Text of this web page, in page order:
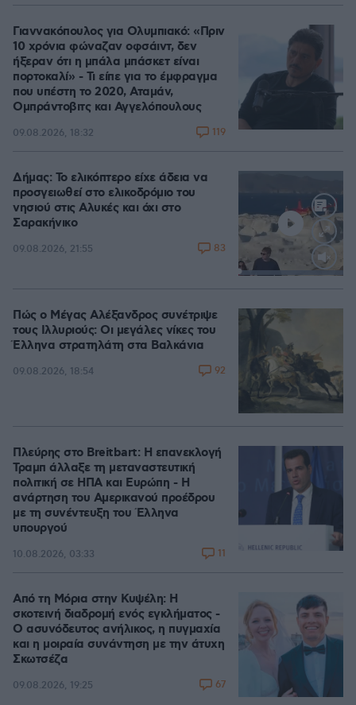
Γιαννακόπουλος για Ολυμπιακό: «Πριν
10 χρόνια φώναζαν οφσάιντ, δεν
ήξεραν ότι η μπάλα μπάσκετ είναι
πορτοκαλί» - Τι είπε για το έμφραγμα
που υπέστη το 2020, Αταμάν,
Ομπράντοβιτς και Αγγελόπουλους
09.08.2026, 18:32 119
Loaded
Δήμας: Το ελικόπτερο είχε άδεια να
προσγειωθεί στο ελικοδρόμιο του
νησιού στις Αλυκές και όχι στο
Σαρακήνικο
09.08.2026, 21:55 83
Πώς ο Μέγας Αλέξανδρος συνέτριψε
τους Ιλλυριούς: Οι μεγάλες νίκες του
Έλληνα στρατηλάτη στα Βαλκάνια
09.08.2026, 18:54 92
Πλεύρης στο Breitbart: Η επανεκλογή
Τραμπ άλλαξε τη μεταναστευτική
πολιτική σε ΗΠΑ και Ευρώπη - Η
ανάρτηση του Αμερικανού προέδρου
με τη συνέντευξη του Έλληνα
υπουργού
10.08.2026, 03:33 11
Από τη Μόρια στην Κυψέλη: Η
σκοτεινή διαδρομή ενός εγκλήματος -
Ο ασυνόδευτος ανήλικος, η πυγμαχία
και η μοιραία συνάντηση με την άτυχη
Σκωτσέζα
09.08.2026, 19:25 67